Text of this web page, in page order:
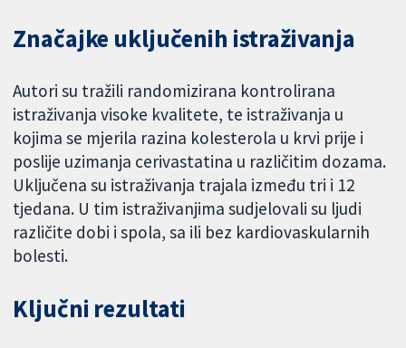
Značajke uključenih istraživanja
Autori su tražili randomizirana kontrolirana
istraživanja visoke kvalitete, te istraživanja u
kojima se mjerila razina kolesterola u krvi prije i
poslije uzimanja cerivastatina u različitim dozama.
Uključena su istraživanja trajala između tri i 12
tjedana. U tim istraživanjima sudjelovali su ljudi
različite dobi i spola, sa ili bez kardiovaskularnih
bolesti.
Ključni rezultati